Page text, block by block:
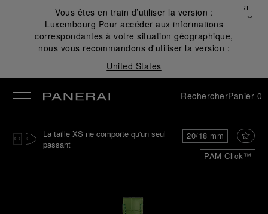
Vous êtes en train d’utiliser la version :
Luxembourg Pour accéder aux informations
correspondantes à votre situation géographique,
nous vous recommandons d'utiliser la version :
United States
Fermer
✕
RechercherPanier 0
PAM Click™
20/18 mm
La taille XS ne comporte qu'un seul
passant